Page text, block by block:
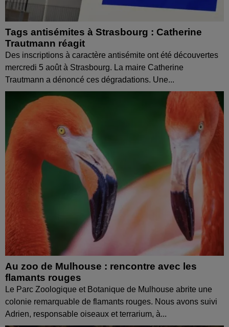
Tags antisémites à Strasbourg : Catherine
Trautmann réagit
Des inscriptions à caractère antisémite ont été découvertes
mercredi 5 août à Strasbourg. La maire Catherine
Trautmann a dénoncé ces dégradations. Une...
Au zoo de Mulhouse : rencontre avec les
flamants rouges
Le Parc Zoologique et Botanique de Mulhouse abrite une
colonie remarquable de flamants rouges. Nous avons suivi
Adrien, responsable oiseaux et terrarium, à...